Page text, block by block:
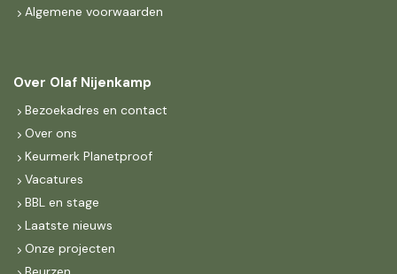
Algemene voorwaarden
Over Olaf Nijenkamp
Bezoekadres en contact
Over ons
Keurmerk Planetproof
Vacatures
BBL en stage
Laatste nieuws
Onze projecten